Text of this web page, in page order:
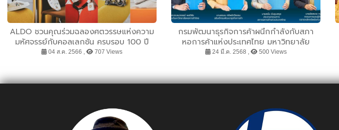
ALDO ชวนคุณร่วมฉลองศตวรรษแห่งความ
มหัศจรรย์กับคอลเลกชัน ครบรอบ 100 ปี
Disney x ALDO
04 ส.ค. 2566 , 707 Views
กรมพัฒนาธุรกิจการค้าผนึกกำลังกับสภา
หอการค้าแห่งประเทศไทย มหาวิทยาลัย
หอการค้าไทย และตลาดหลักทรัพย์แห่ง
24 มี.ค. 2568 , 500 Views